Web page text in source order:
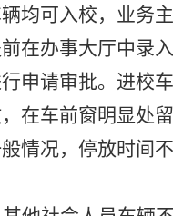
均可入校，业务
在办事大厅中录
申请审批。进校
在车前窗明显处
情况，停放时间